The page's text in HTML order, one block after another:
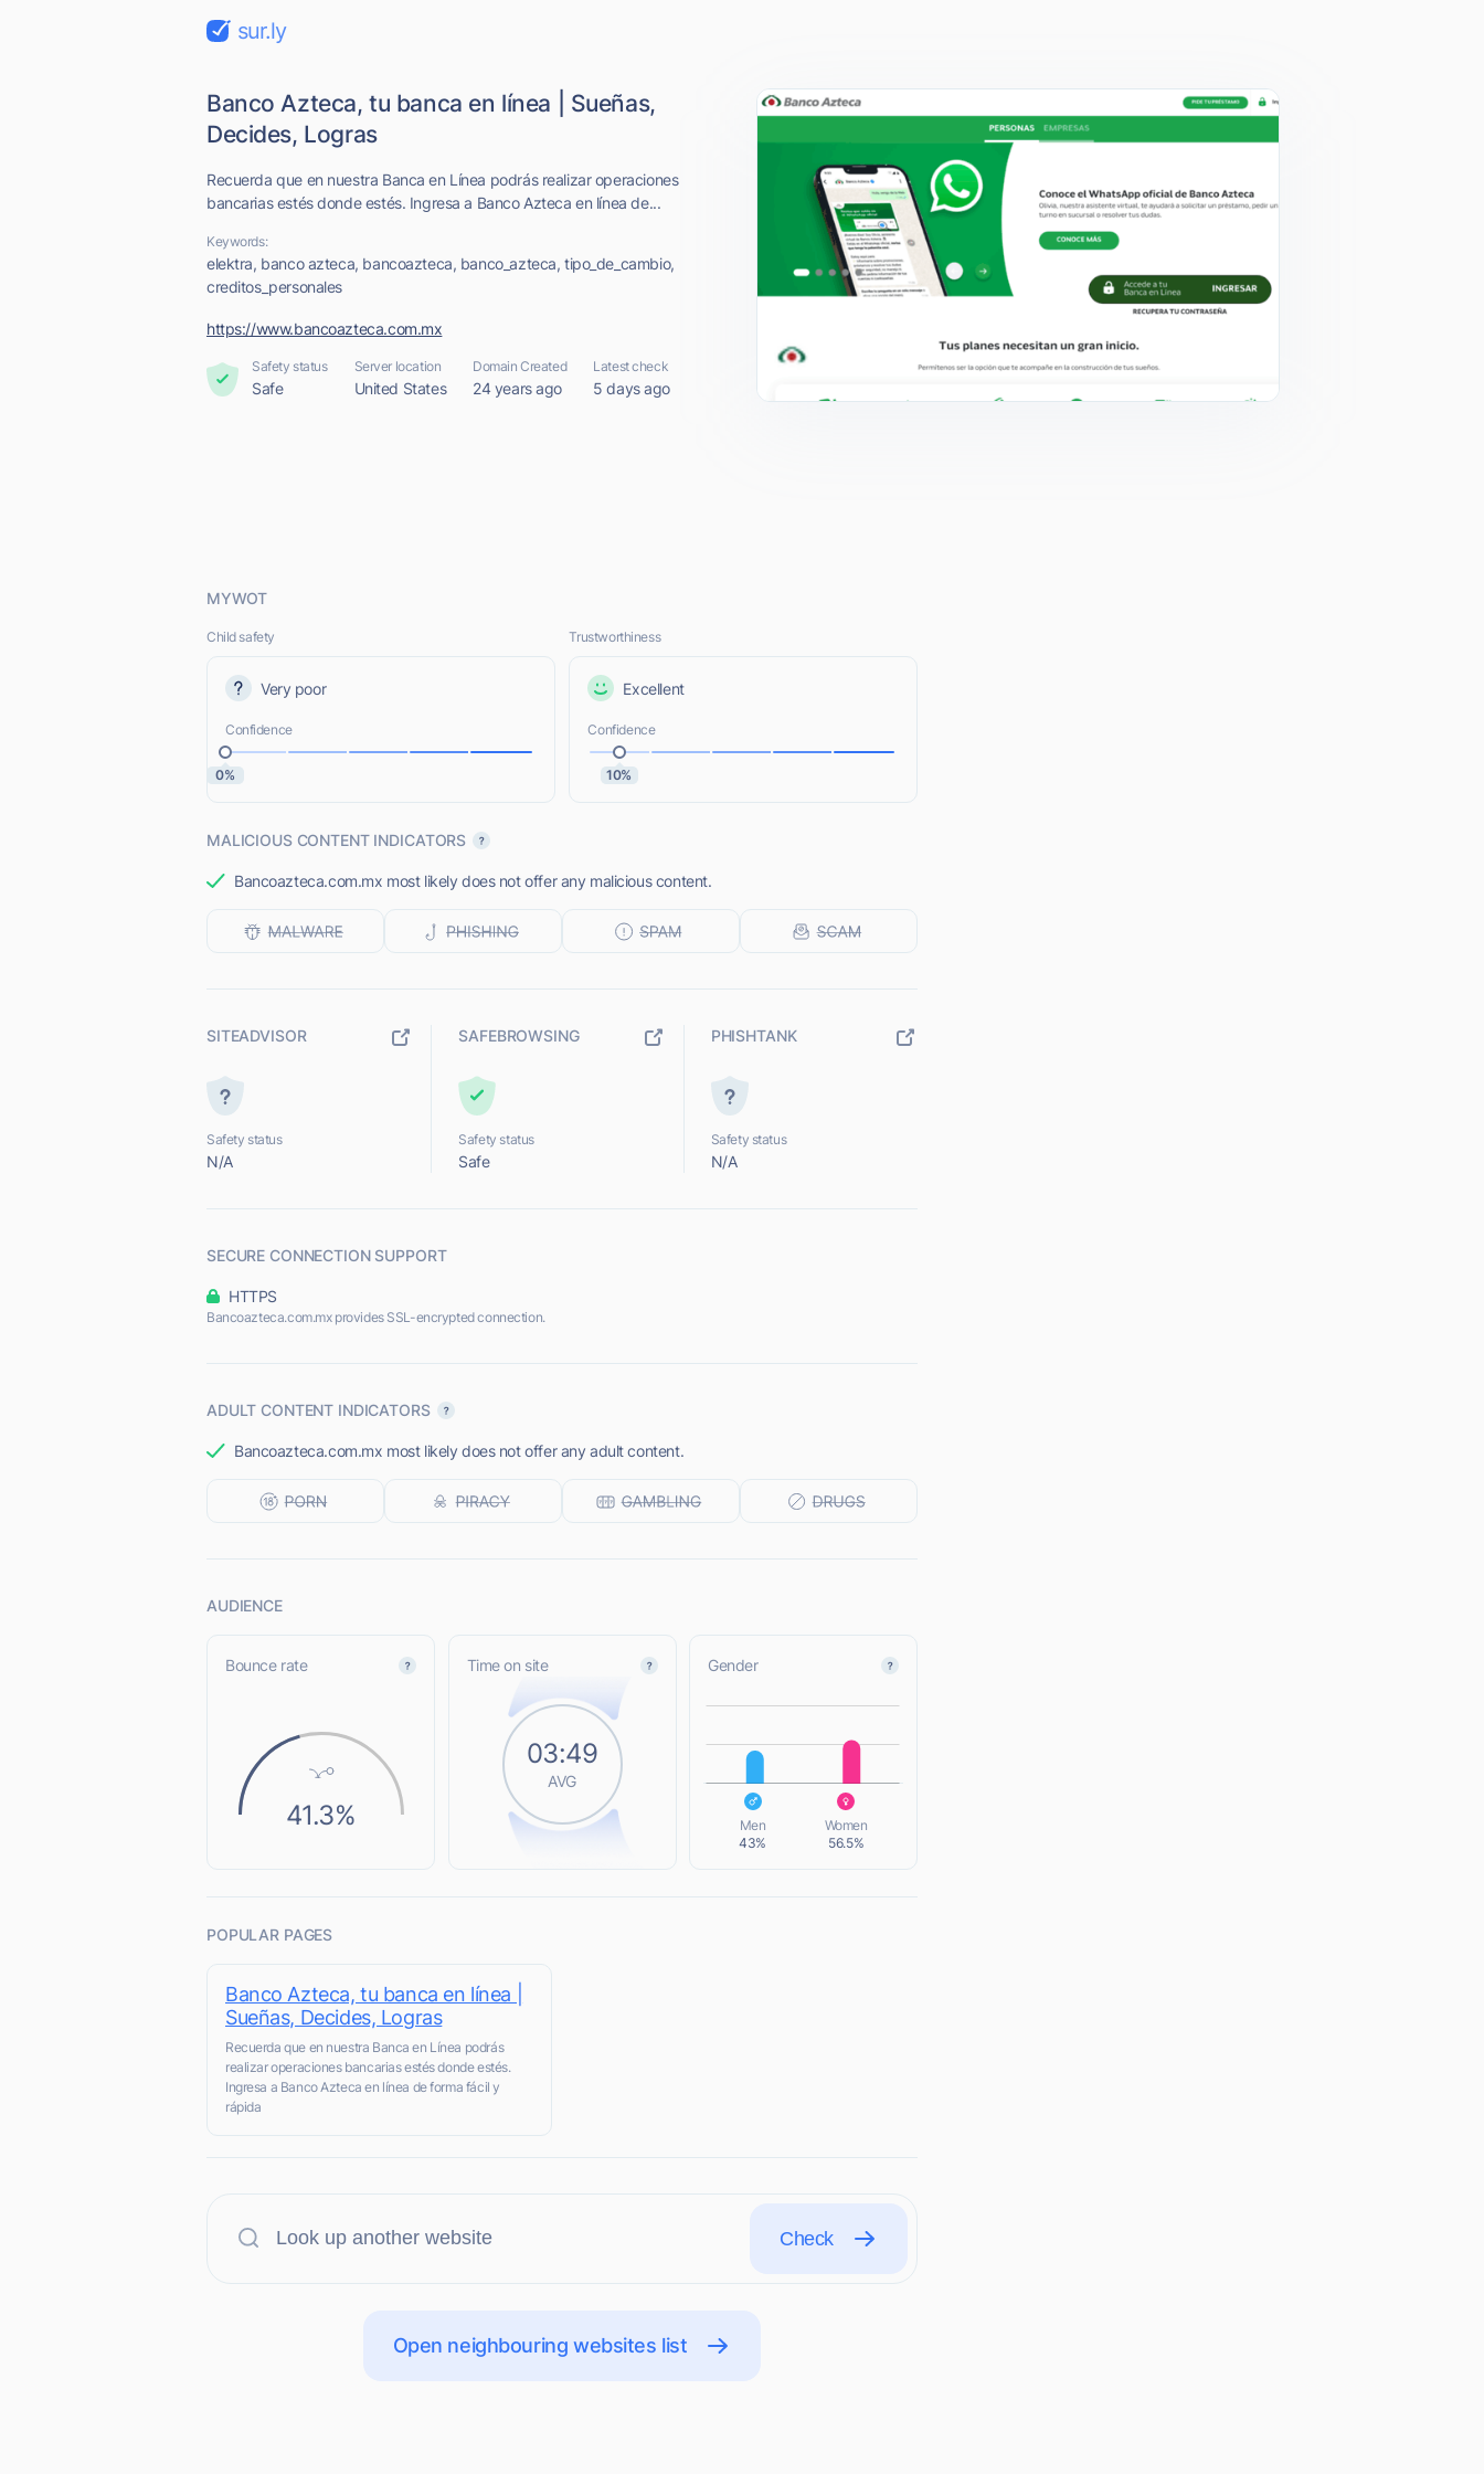
sur.ly
Banco Azteca, tu banca en línea | Sueñas,
Decides, Logras
Recuerda que en nuestra Banca en Línea podrás realizar operaciones
bancarias estés donde estés. Ingresa a Banco Azteca en línea de...
Keywords:
elektra, banco azteca, bancoazteca, banco_azteca, tipo_de_cambio,
creditos_personales
https://www.bancoazteca.com.mx
Safety status
Safe
Server location
United States
Domain Created
24 years ago
Latest check
5 days ago
MYWOT
Child safety
Very poor
Confidence
0%
Trustworthiness
Excellent
Confidence
10%
MALICIOUS CONTENT INDICATORS
Bancoazteca.com.mx most likely does not offer any malicious content.
SITEADVISOR
Safety status
N/A
SAFEBROWSING
Safety status
Safe
PHISHTANK
Safety status
N/A
SECURE CONNECTION SUPPORT
HTTPS
Bancoazteca.com.mx provides SSL-encrypted connection.
ADULT CONTENT INDICATORS
Bancoazteca.com.mx most likely does not offer any adult content.
AUDIENCE
Bounce rate
41.3%
Time on site
03:49
AVG
Gender
L
Men
43%
Women
56.5%
POPULAR PAGES
Banco Azteca, tu banca en línea |
Sueñas, Decides, Logras
Recuerda que en nuestra Banca en Línea podrás
realizar operaciones bancarias estés donde estés.
Ingresa a Banco Azteca en línea de forma fácil y
rápida
Check
Open neighbouring websites list